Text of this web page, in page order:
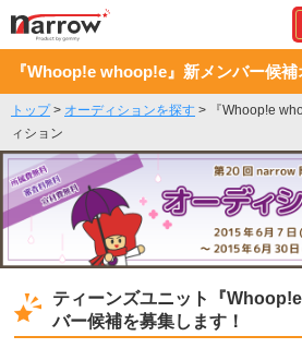
『Whoop!e whoop!e』新メンバー候
トップ> オーディションを探す >
『Whoop!e
ィション
ティーンズユニット『
バー候補を募集します！